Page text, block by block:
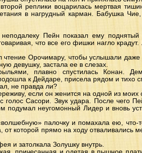
реплики воцарилась мертвая
в нагрудный карман. Бабушка
Пейн показал ему
что все его фишки нагло
Орочимару, чтобы услышали даже
девушку, застала ее в слезах.
плавно спустилась Конан.
к Дейдаре, присела рядом и тихо
не правда ли?
если он женится на одной из моих
голос Сасори. Звук удара. После чего
подумал неугомонный Лидер и вновь
палочку и помахала ею, что-
от которой прямо на ходу отваливались
и затолкала Золушку внутрь.